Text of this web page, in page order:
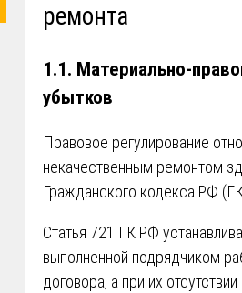
ремонта
1.1. Материально-
убытков
Правовое регулирование
некачественным ремонтом
Гражданского кодекса РФ
Статья 721 ГК РФ
выполненной подрядчиком
договора, а при их